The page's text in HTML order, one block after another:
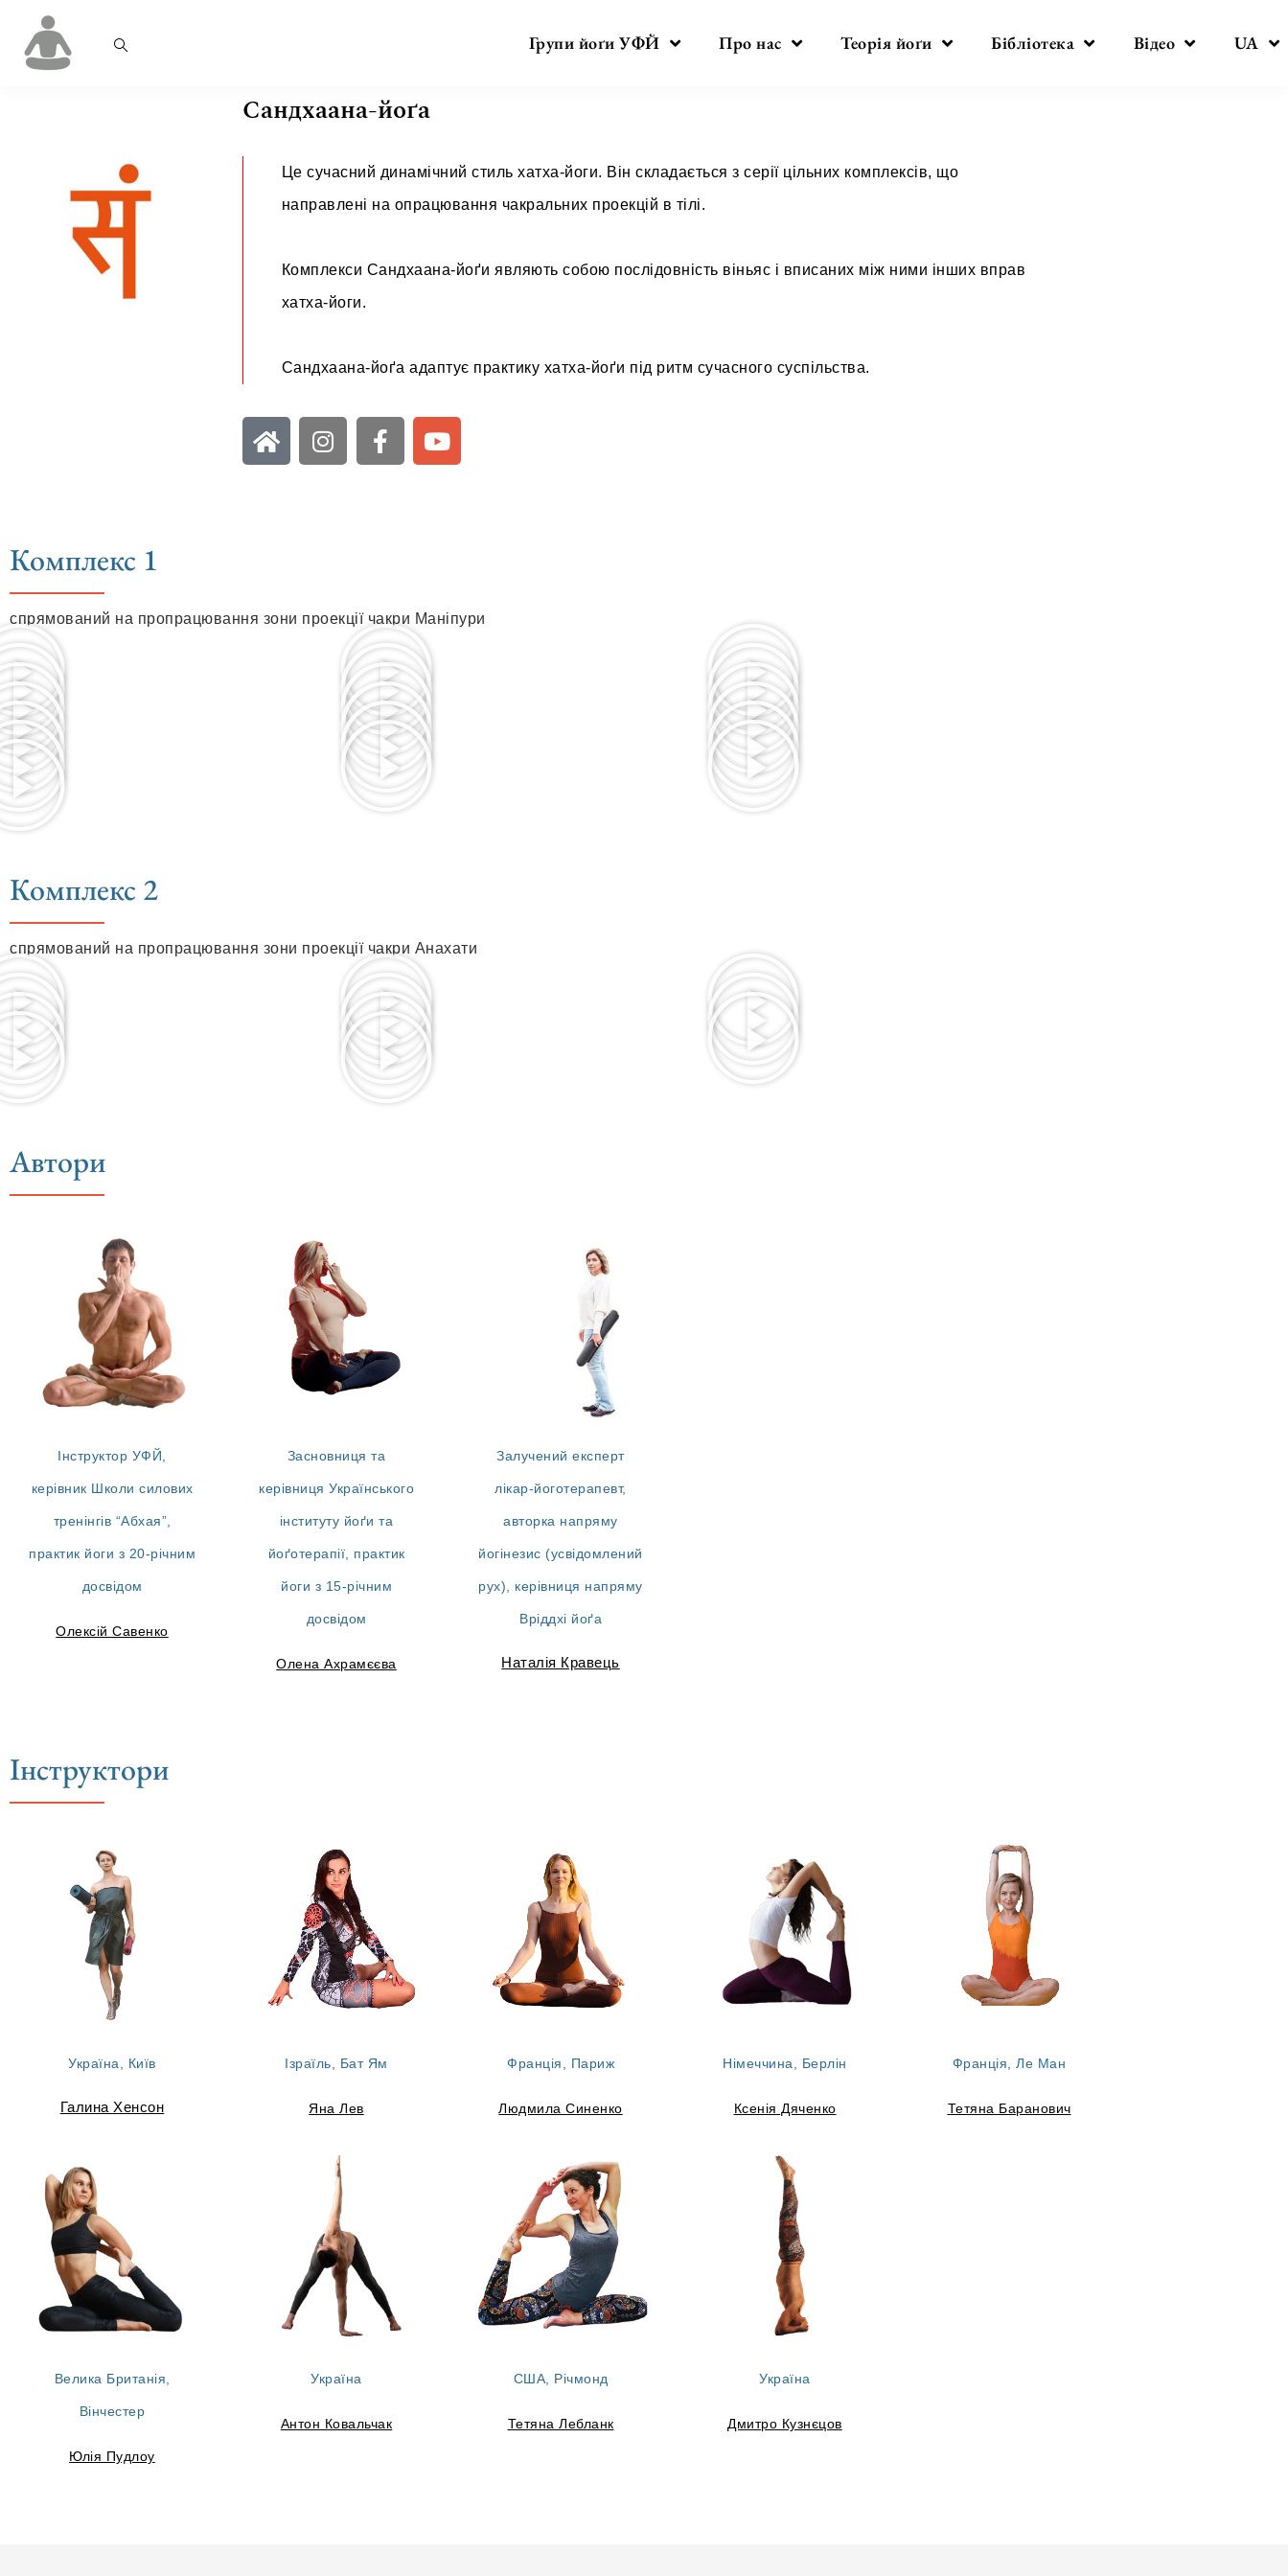
Групи йоґи УФЙ Про нас Теорія йоґи Бібліотека Відео UA
Сандхаана-йоґа
Це сучасний динамічний стиль хатха-йоги. Він складається з серії цільних комплексів, що
направлені на опрацювання чакральних проекцій в тілі.
Комплекси Сандхаана-йоґи являють собою послідовність віньяс і вписаних між ними інших вправ
хатха-йоги.
Сандхаана-йоґа адаптує практику хатха-йоґи під ритм сучасного суспільства.
Комплекс 1
спрямований на пропрацювання зони проекції чакри Маніпури
Комплекс 2
спрямований на пропрацювання зони проекції чакри Анахати
Автори
Інструктор УФЙ,
керівник Школи силових
тренінгів “Абхая”,
практик йоги з 20-річним
досвідом
Олексій Савенко
Засновниця та
керівниця Українського
інституту йоґи та
йоґотерапії, практик
йоги з 15-річним
досвідом
Олена Ахрамєєва
Залучений експерт
лікар-йоготерапевт,
авторка напряму
йогінезис (усвідомлений
рух), керівниця напряму
Вріддхі йоґа
Наталія Кравець
Інструктори
Україна, Київ
Галина Хенсон
Ізраїль, Бат Ям
Яна Лев
Франція, Париж
Людмила Синенко
Німеччина, Берлін
Ксенія Дяченко
Франція, Ле Ман
Тетяна Баранович
Велика Британія,
Вінчестер
Юлія Пудлоу
Україна
Антон Ковальчак
США, Річмонд
Тетяна Лебланк
Україна
Дмитро Кузнєцов